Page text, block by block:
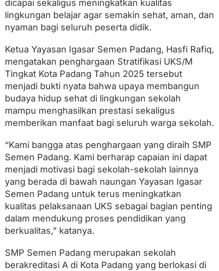
dicapai sekaligus meningkatkan kualitas
lingkungan belajar agar semakin sehat, aman, dan
nyaman bagi seluruh peserta didik.
Ketua Yayasan Igasar Semen Padang, Hasfi Rafiq,
mengatakan penghargaan Stratifikasi UKS/M
Tingkat Kota Padang Tahun 2025 tersebut
menjadi bukti nyata bahwa upaya membangun
budaya hidup sehat di lingkungan sekolah
mampu menghasilkan prestasi sekaligus
memberikan manfaat bagi seluruh warga sekolah.
“Kami bangga atas penghargaan yang diraih SMP
Semen Padang. Kami berharap capaian ini dapat
menjadi motivasi bagi sekolah-sekolah lainnya
yang berada di bawah naungan Yayasan Igasar
Semen Padang untuk terus meningkatkan
kualitas pelaksanaan UKS sebagai bagian penting
dalam mendukung proses pendidikan yang
berkualitas,” katanya.
SMP Semen Padang merupakan sekolah
berakreditasi A di Kota Padang yang berlokasi di